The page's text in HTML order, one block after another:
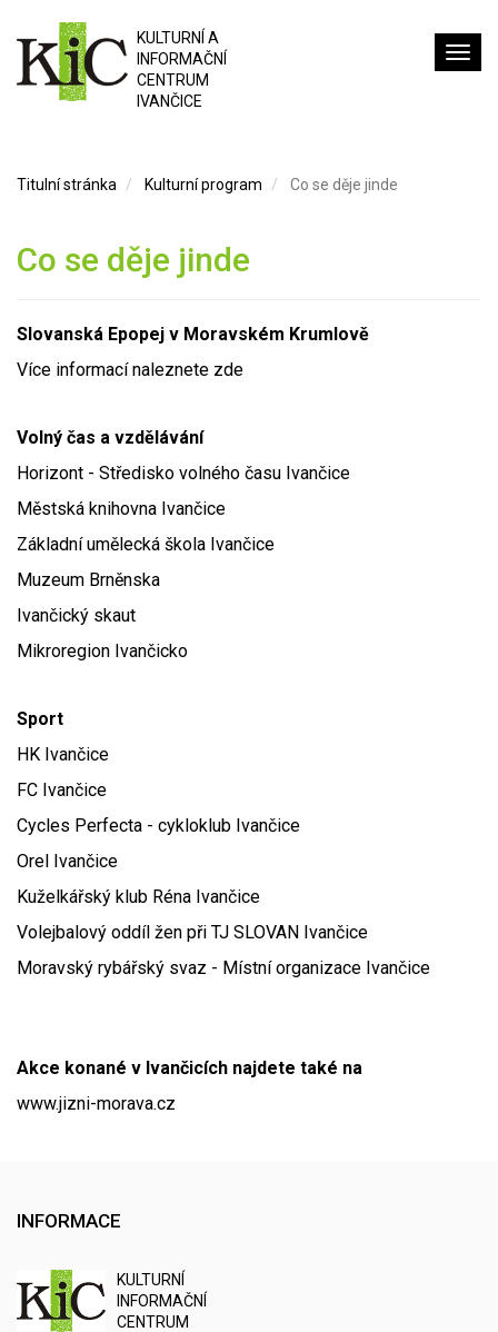
KULTURNÍ A
INFORMAČNÍ
CENTRUM
IVANČICE
Titulní stránka Kulturní program Co se děje jinde
Co se děje jinde
Slovanská Epopej v Moravském Krumlově
Více informací naleznete zde
Volný čas a vzdělávání
Horizont - Středisko volného času Ivančice
Městská knihovna Ivančice
Základní umělecká škola Ivančice
Muzeum Brněnska
Ivančický skaut
Mikroregion Ivančicko
Sport
HK Ivančice
FC Ivančice
Cycles Perfecta - cykloklub Ivančice
Orel Ivančice
Kuželkářský klub Réna Ivančice
Volejbalový oddíl žen při TJ SLOVAN Ivančice
Moravský rybářský svaz - Místní organizace Ivančice
Akce konané v Ivančicích najdete také na
www.jizni-morava.cz
INFORMACE
KULTURNÍ
NFORMAČNÍ
CENTRUM